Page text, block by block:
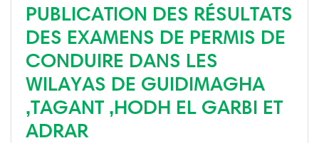
PUBLICATION DES RÉSULTATS
DES EXAMENS DE PERMIS DE
CONDUIRE DANS LES
WILAYAS DE GUIDIMAGHA
,TAGANT ,HODH EL GARBI ET
ADRAR